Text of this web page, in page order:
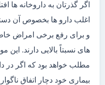
اگر گذرتان به داروخانه ها
اغلب دارو ها بخصوص آن
و برای رفع برخی امراض
های نسبتاً بالایی دارند. این
مطلب خواهد بود که اگر در
بیماری خود دچار اتفاق